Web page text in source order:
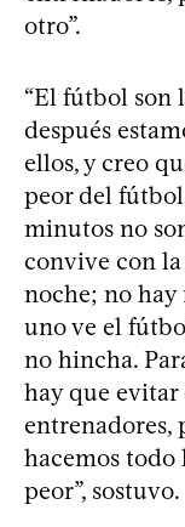
otro”.
“El fútbol son
después
ellos, y creo
peor del
minutos no
convive con la
noche; no hay
uno ve el
no hincha.
hay que evitar
entrenadores,
hacemos todo
peor”, sostuvo.